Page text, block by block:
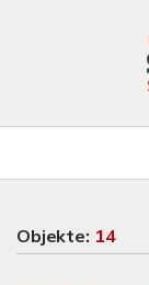
Objekte: 14